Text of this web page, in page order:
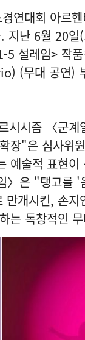
연대회 아르
지난 6월 20
설레임> 작
(무대 공연)
시시즘 〈군
장"은 심사위
예술적 표현
〉은 "탱고를 '
개시킨, 손
는 독창적인